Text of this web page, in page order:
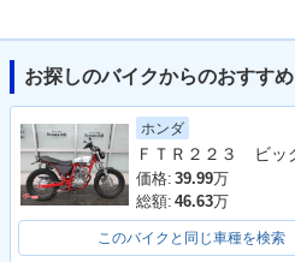
2010年 tricker XG2
50・カラーチェンジ
ンジ
お探しのバイクからのおすすめ
ホンダ
価格: 39.99万
総額: 46.63万
このバイクと同じ車種を検索